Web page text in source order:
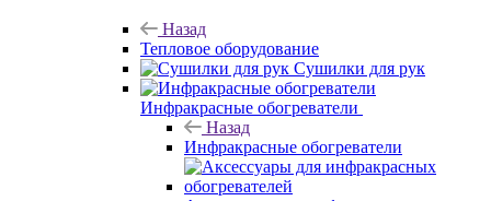
Назад
Тепловое оборудование
Сушилки для рук
Инфракрасные обогреватели
Назад
Инфракрасные обогреватели